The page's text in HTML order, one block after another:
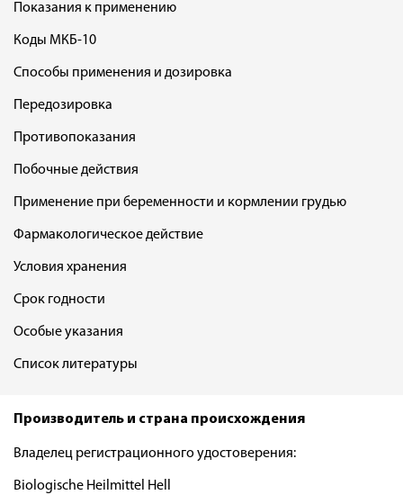
Показания к применению
Коды МКБ-10
Способы применения и дозировка
Передозировка
Противопоказания
Побочные действия
Применение при беременности и кормлении грудью
Фармакологическое действие
Условия хранения
Срок годности
Особые указания
Список литературы
Производитель и страна происхождения
Владелец регистрационного удостоверения:
Biologische Heilmittel Hell